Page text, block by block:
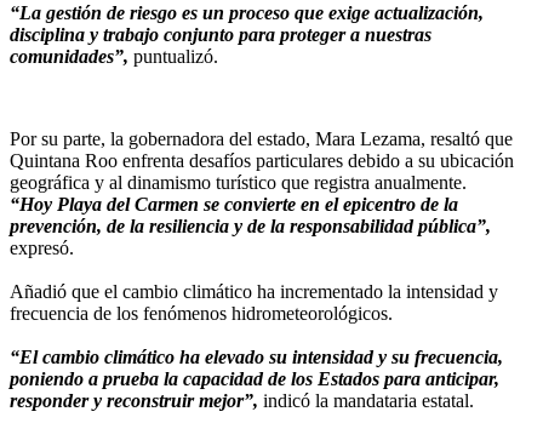
“La gestión de riesgo es un proceso que exige actualización,
disciplina y trabajo conjunto para proteger a nuestras
comunidades”, puntualizó.
Por su parte, la gobernadora del estado, Mara Lezama, resaltó que
Quintana Roo enfrenta desafíos particulares debido a su ubicación
geográfica y al dinamismo turístico que registra anualmente.
“Hoy Playa del Carmen se convierte en el epicentro de la
prevención, de la resiliencia y de la responsabilidad pública”,
expresó.
Añadió que el cambio climático ha incrementado la intensidad y
frecuencia de los fenómenos hidrometeorológicos.
“El cambio climático ha elevado su intensidad y su frecuencia,
poniendo a prueba la capacidad de los Estados para anticipar,
responder y reconstruir mejor”, indicó la mandataria estatal.